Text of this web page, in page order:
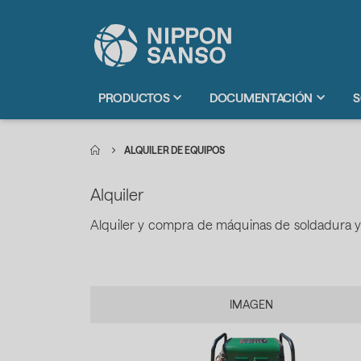
PRODUCTOS DOCUMENTACIÓN
ALQUILER DE EQUIPOS
Alquiler
Alquiler y compra de máquinas de soldadura
IMAGEN